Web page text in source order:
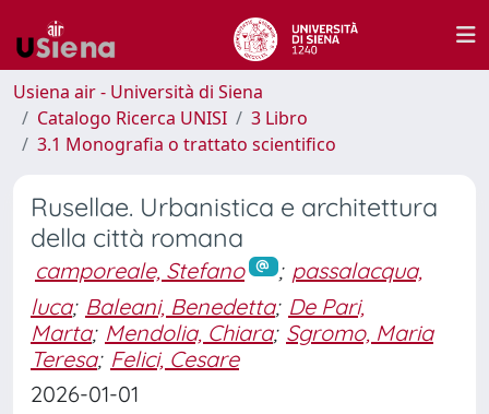
Usiena air - Università di Siena
Catalogo Ricerca UNISI
3 Libro
3.1 Monografia o trattato scientifico
Rusellae. Urbanistica e architettura
della città romana
camporeale, Stefano ; passalacqua,
luca; Baleani, Benedetta; De Pari,
Marta; Mendolia, Chiara; Sgromo, Maria
Teresa; Felici, Cesare
2026-01-01